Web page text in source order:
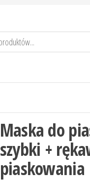
Maska do
szybki +
piaskowania